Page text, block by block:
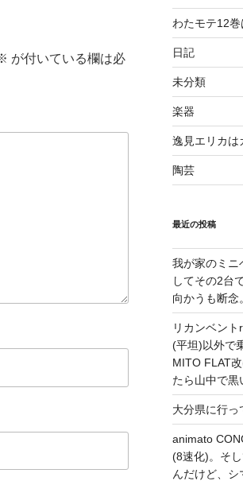
が付いている欄は必
わたモテ12
日記
未分類
楽器
逸見エリカは
陶芸
最近の投稿
我が家のミニ
してその2台
向かうも断念。
リカンベン
(平坦)以外で
MITO FLAT
たら山中で黒
大分県に行っ
animato
(8速化)。そ
んだけど、シ